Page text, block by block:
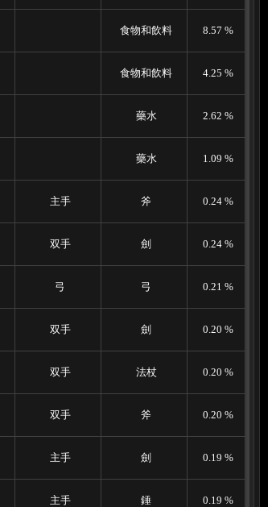
食物和飲料 8.57 %
食物和飲料 4.25 %
藥水 2.62 %
藥水 1.09 %
主手 斧 0.24 %
双手 劍 0.24 %
弓 弓 0.21 %
双手 劍 0.20 %
双手 法杖 0.20 %
双手 斧 0.20 %
主手 劍 0.19 %
主手 錘 0.19 %